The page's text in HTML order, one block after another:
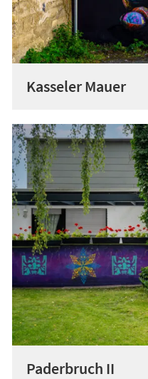
Kasseler Mauer
Paderbruch II